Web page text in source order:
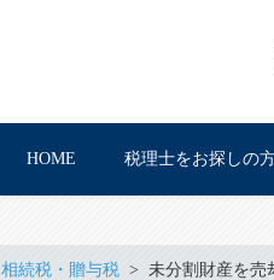
HOME 税理士をお探しの
相続税・贈与税 未分割財産を売